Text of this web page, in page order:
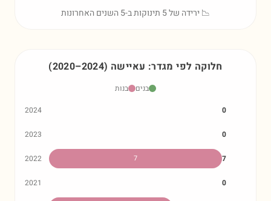
📉 ירידה של 5 תינוקות ב-5 השנים האחרונות
חלוקה לפי מגדר: עאיישה (2020–2024)
בנים
בנות
2024
0
2023 0
2022 7 7
2021 0